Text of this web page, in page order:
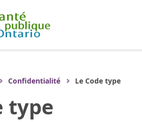
Confidentialité Le Code type
type